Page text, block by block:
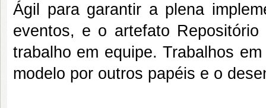
Ágil para garantir a plena
eventos, e o artefato
trabalho em equipe. Trabalhos
modelo por outros papéis e o